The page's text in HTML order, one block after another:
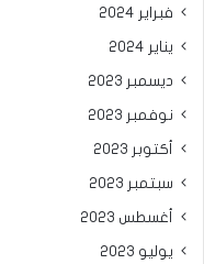
فبراير 2024
يناير 2024
ديسمبر 2023
نوفمبر 2023
أكتوبر 2023
سبتمبر 2023
أغسطس 2023
يوليو 2023